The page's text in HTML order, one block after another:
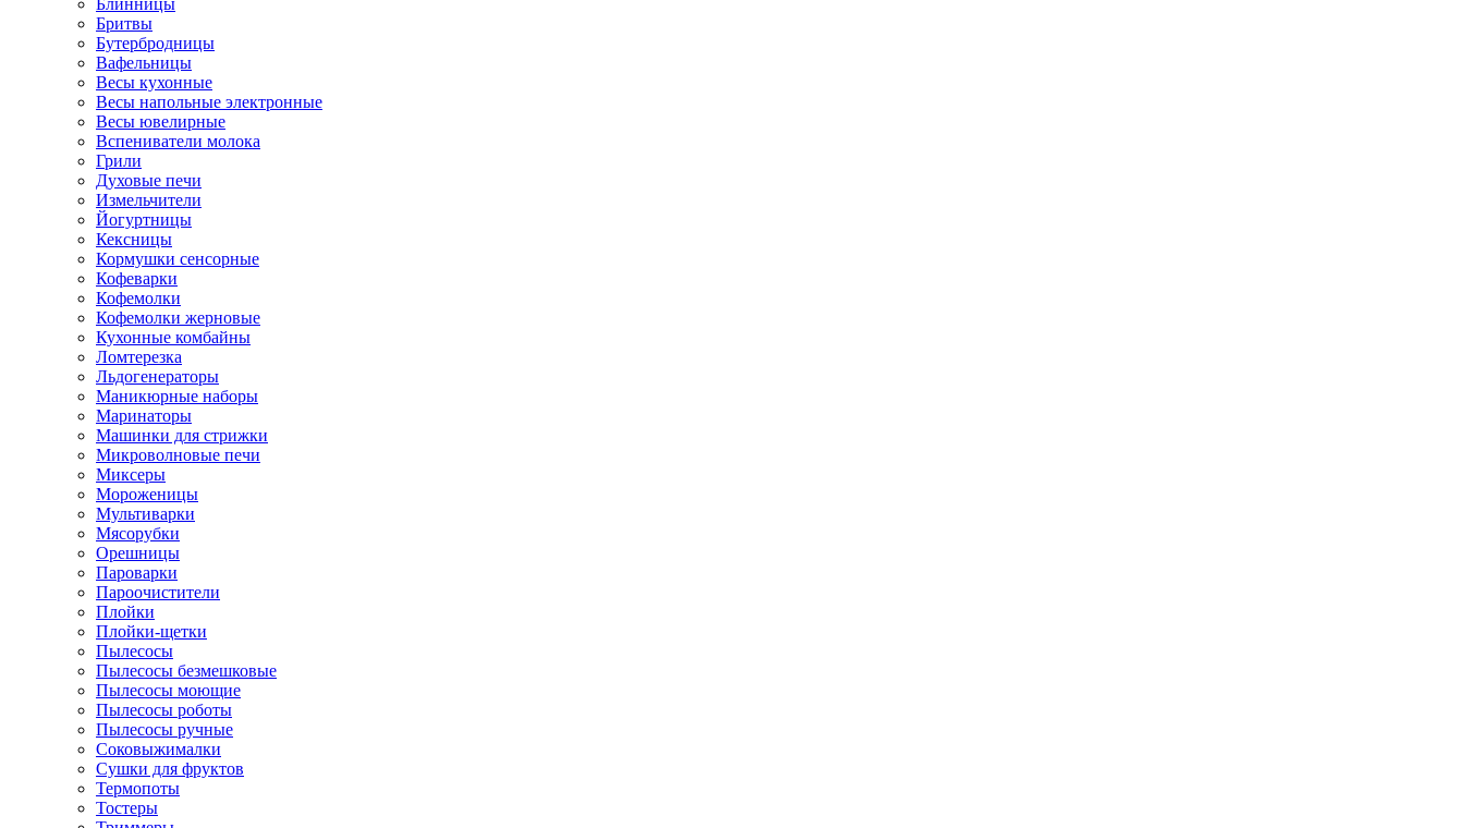
Блинницы
Бритвы
Бутербродницы
Вафельницы
Весы кухонные
Весы напольные электронные
Весы ювелирные
Вспениватели молока
Грили
Духовые печи
Измельчители
Йогуртницы
Кексницы
Кормушки сенсорные
Кофеварки
Кофемолки
Кофемолки жерновые
Кухонные комбайны
Ломтерезка
Льдогенераторы
Маникюрные наборы
Маринаторы
Машинки для стрижки
Микроволновые печи
Миксеры
Мороженицы
Мультиварки
Мясорубки
Орешницы
Пароварки
Пароочистители
Плойки
Плойки-щетки
Пылесосы
Пылесосы безмешковые
Пылесосы моющие
Пылесосы роботы
Пылесосы ручные
Соковыжималки
Сушки для фруктов
Термопоты
Тостеры